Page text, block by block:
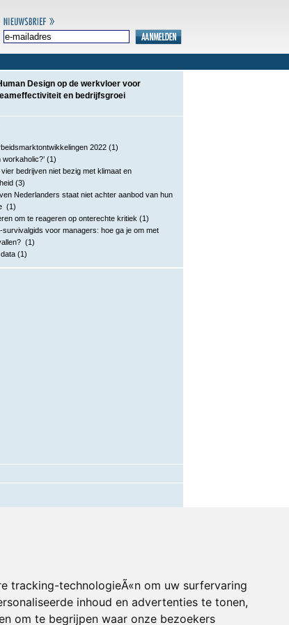
tracking-technologieÃ«n om uw surfervaring
inhoud en advertenties te tonen,
om te begrijpen waar onze bezoekers
Design op de werkvloer voor
en bedrijfsgroei
2022 (1)
workaholic?’ (1)
vier bedrijven niet bezig met klimaat en
(3)
Nederlanders staat niet achter aanbod van hun
(1)
om te reageren op onterechte kritiek (1)
survivalgids voor managers: hoe ga je om met
(1)
(1)